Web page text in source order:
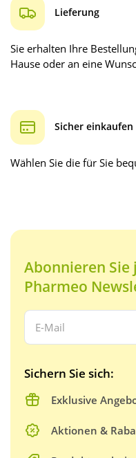
Lieferung
Sie erhalten Ihre
Hause oder an eine
Sicher einkaufen
Wählen Sie die für Sie
Abonnieren Sie
Pharmeo
Ihre E-Mail Adresse:
Sichern Sie sich:
Exklusive
Aktionen &